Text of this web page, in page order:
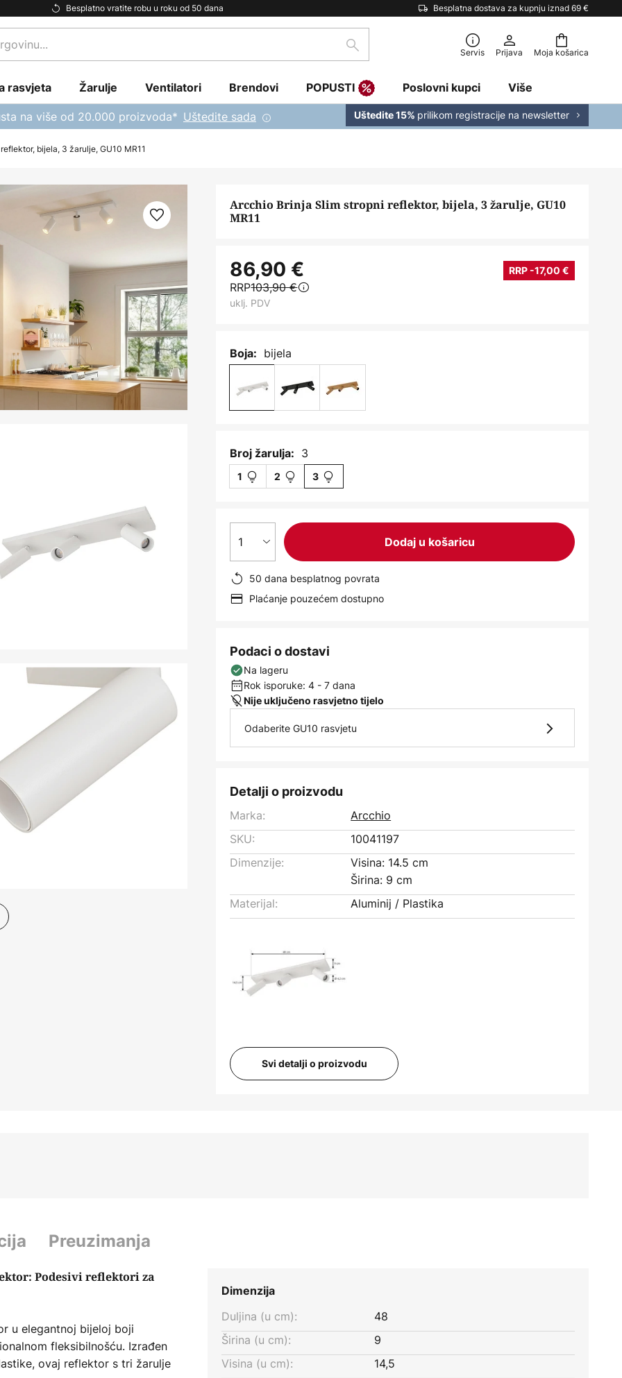
Besplatno vratite robu u roku od 50 dana Besplatna dostava za kupnju iznad 69 €
Moja košarica
traži Servis Prijava
rasvjeta Žarulje Ventilatori Brendovi POPUSTI Poslovni kupci Više
na više od 20.000 proizvoda* Uštedite sada Uštedite 15% prilikom registracije na newsletter
bijela, 3 žarulje, GU10 MR11
Arcchio Brinja Slim stropni reflektor, bijela, 3 žarulje, GU10
MR11
86,90 € RRP -17,00 €
RRP103,90 €
uklj. PDV
Boja: bijela
Broj žarulja: 3
1 2 3
1 Dodaj u košaricu
50 dana besplatnog povrata
Plaćanje pouzećem dostupno
Podaci o dostavi
Na lageru
Rok isporuke: 4 - 7 dana
Nije uključeno rasvjetno tijelo
Odaberite GU10 rasvjetu
Detalji o proizvodu
Marka:
Arcchio
SKU:
10041197
Dimenzije:
Visina: 14.5 cm
Širina: 9 cm
Materijal:
Aluminij / Plastika
Svi detalji o proizvodu
Preuzimanja
Podesivi reflektori za
u elegantnoj bijeloj boji
fleksibilnošću. Izrađen
ovaj reflektor s tri žarulje
Dimenzija
Duljina (u cm):
48
Širina (u cm):
9
Visina (u cm):
14,5